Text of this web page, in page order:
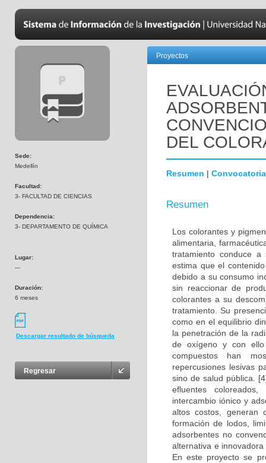
Sede:
Medellín
Facultad:
3- FACULTAD DE CIENCIAS
Dependencia:
3- DEPARTAMENTO DE QUÍMICA
Lugar:
---
Duración:
6 meses
Descargar resultado de búsqueda
Regresar
Proyectos
DEL
Resumen | Convocatoria
Resumen
Los colorantes y
alimentaria,
tratamiento conduce a
estima que el
debido a su consumo
sin reaccionar de
colorantes a su
tratamiento. Su
como en el equilibrio
la penetración de la
de oxígeno y con ello
compuestos han
repercusiones lesivas
sino de salud pública.
efluentes
intercambio iónico y
altos costos, generan
formación de lodos,
adsorbentes no
alternativa e
En este proyecto se